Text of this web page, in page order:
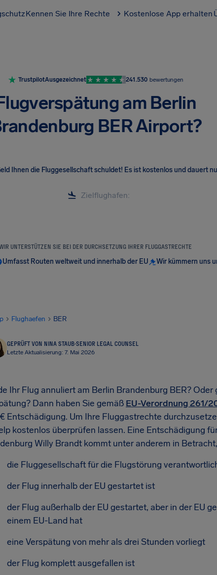
Kennen Sie Ihre Rechte Kostenlose App erhalten
TrustpilotAusgezeichnet 241.530 bewertungen
am Berlin
BER Airport?
Ihnen die Fluggesellschaft schuldet! Es ist kostenlos und dauert
UNTERSTÜTZEN SIE BEI DER DURCHSETZUNG IHRER FLUGGASTRECHTE
Umfasst Routen weltweit und innerhalb der EU Wir kümmern uns
Flughaefen BER
GEPRÜFT VON NINA STAUB·SENIOR LEGAL COUNSEL
Letzte Aktualisierung: 7. Mai 2026
Ihr Flug annuliert am Berlin Brandenburg BER?
Dann haben Sie gemäß EU-Verordnung 261/
Entschädigung. Um Ihre Fluggastrechte
kostenlos überprüfen lassen. Eine Entschädigung
Willy Brandt kommt unter anderem in
die Fluggesellschaft für die Flugstörung
der Flug innerhalb der EU gestartet ist
der Flug außerhalb der EU gestartet, aber in der EU
einem EU-Land hat
eine Verspätung von mehr als drei Stunden vorliegt
der Flug komplett ausgefallen ist